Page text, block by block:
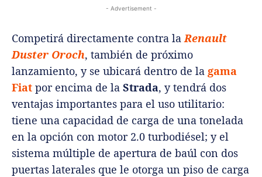
- Advertisement -
Competirá directamente contra la Renault
Duster Oroch, también de próximo
lanzamiento, y se ubicará dentro de la gama
Fiat por encima de la Strada, y tendrá dos
ventajas importantes para el uso utilitario:
tiene una capacidad de carga de una tonelada
en la opción con motor 2.0 turbodiésel; y el
sistema múltiple de apertura de baúl con dos
puertas laterales que le otorga un piso de carga